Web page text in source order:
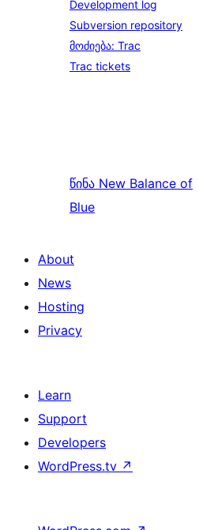
Development log
Subversion repository
მოძიება: Trac
Trac tickets
წინა New Balance of
Blue
About
News
Hosting
Privacy
Learn
Support
Developers
WordPress.tv ↗